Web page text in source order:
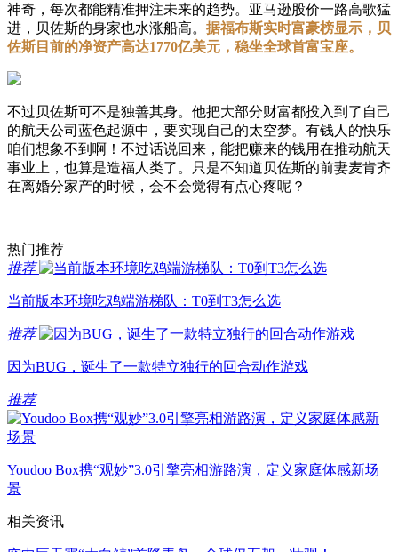
神奇，每次都能精准押注未来的趋势。亚马逊股价一路高歌猛
进，贝佐斯的身家也水涨船高。 据福布斯实时富豪榜显示，贝
佐斯目前的净资产高达1770亿美元，稳坐全球首富宝座。
不过贝佐斯可不是独善其身。他把大部分财富都投入到了自己
的航天公司蓝色起源中，要实现自己的太空梦。有钱人的快乐
咱们想象不到啊！不过话说回来，能把赚来的钱用在推动航天
事业上，也算是造福人类了。只是不知道贝佐斯的前妻麦肯齐
在离婚分家产的时候，会不会觉得有点心疼呢？
热门推荐
推荐
当前版本环境吃鸡端游梯队：T0到T3怎么选
推荐
因为BUG，诞生了一款特立独行的回合动作游戏
推荐
Youdoo Box携“观妙”3.0引擎亮相游路演，定义家庭体感新场
景
相关资讯